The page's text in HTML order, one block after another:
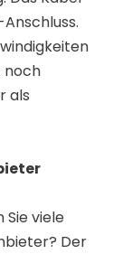
noch
als
Sie viele
Der